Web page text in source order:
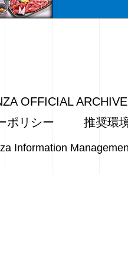
OFFICIAL
ポリシー
推奨環
Information